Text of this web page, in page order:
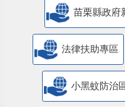
苗栗縣政府
法律扶助專區
小黑蚊防治